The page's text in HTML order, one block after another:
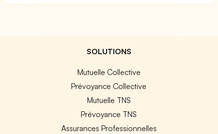
SOLUTIONS
Mutuelle Collective
Prévoyance Collective
Mutuelle TNS
Prévoyance TNS
Assurances Professionnelles